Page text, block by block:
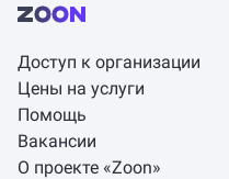
Доступ к организации
Цены на услуги
Помощь
Вакансии
О проекте «Zoon»